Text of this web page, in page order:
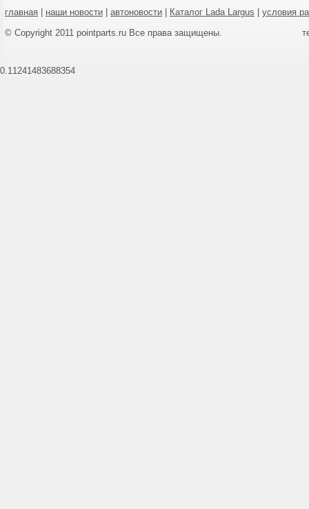
главная наши новости автоновости Каталог Lada Largus
условия
© Copyright 2011 pointparts.ru Все права защищены.
0.11241483688354